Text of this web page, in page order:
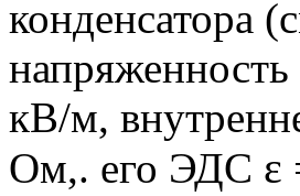
конденсатора
кВ/м,
Ом,. его ЭДС ε